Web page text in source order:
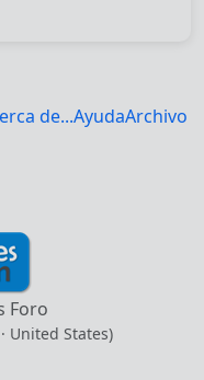
de...AyudaArchivo
Foro
· United States)